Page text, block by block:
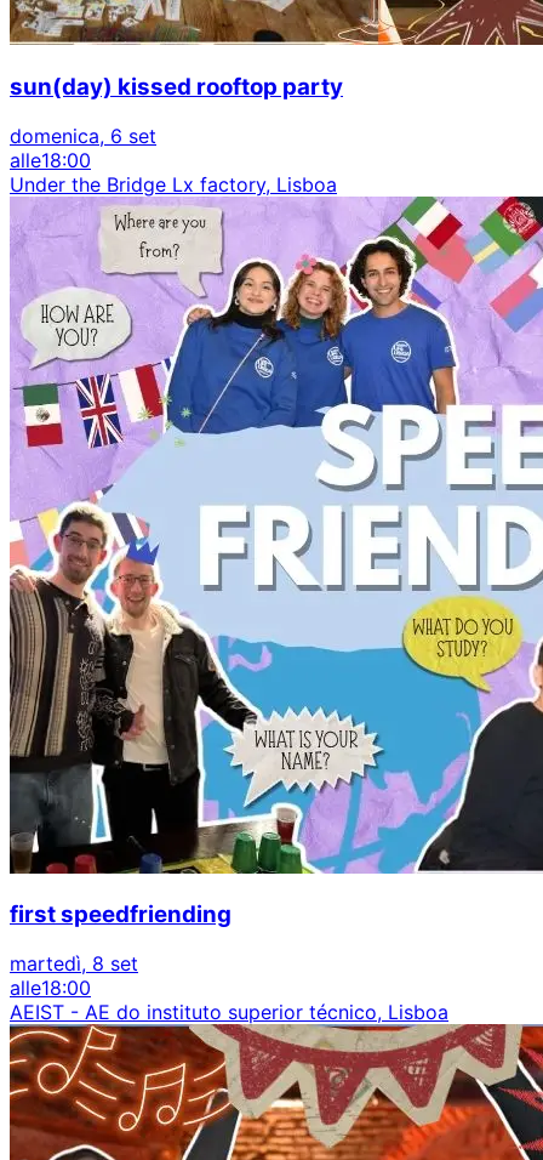
sun(day) kissed rooftop party
domenica, 6 set
alle18:00
Under the Bridge Lx factory, Lisboa
first speedfriending
martedì, 8 set
alle18:00
AEIST - AE do instituto superior técnico, Lisboa